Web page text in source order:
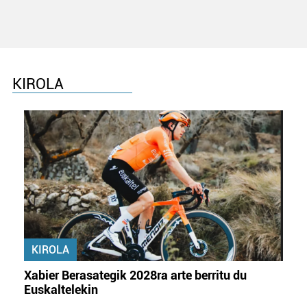
KIROLA
KIROLA
Xabier Berasategik 2028ra arte berritu du
Euskaltelekin